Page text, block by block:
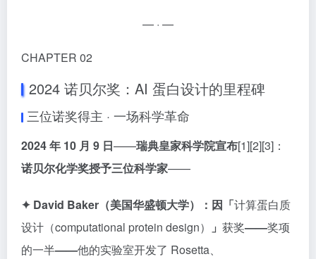
— · —
CHAPTER 02
2024 诺贝尔奖：AI 蛋白设计的里程碑
三位诺奖得主 · 一场科学革命
2024 年 10 月 9 日——瑞典皇家科学院宣布[1][2][3]：
诺贝尔化学奖授予三位科学家——
✦ David Baker（美国华盛顿大学）： 因「计算蛋白质
设计（computational protein design）
」 获奖——奖项
的一半——他的实验室开发了 Rosetta、